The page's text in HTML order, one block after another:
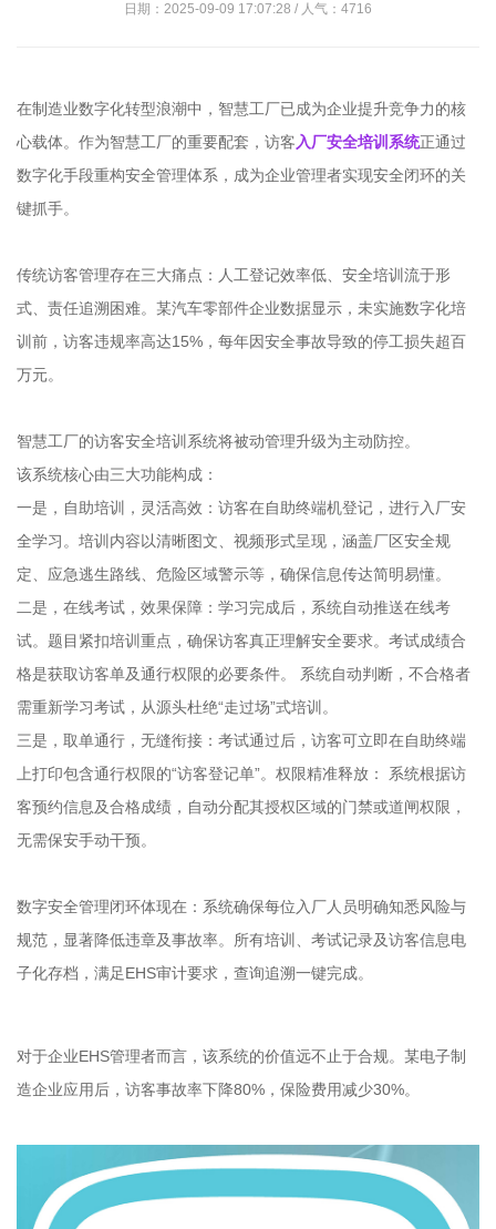
日期：2025-09-09 17:07:28 / 人气：4716
在制造业数字化转型浪潮中，智慧工厂已成为企业提升竞争力的核
心载体。作为智慧工厂的重要配套，访客 入厂安全培训系统正通过
数字化手段重构安全管理体系，成为企业管理者实现安全闭环的关
键抓手。
传统访客管理存在三大痛点：人工登记效率低、安全培训流于形
式、责任追溯困难。某汽车零部件企业数据显示，未实施数字化培
训前，访客违规率高达15%，每年因安全事故导致的停工损失超百
万元。
智慧工厂的访客安全培训系统将被动管理升级为主动防控。
该系统核心由三大功能构成：
一是，自助培训，灵活高效：访客在自助终端机登记，进行入厂安
全学习。培训内容以清晰图文、视频形式呈现，涵盖厂区安全规
定、应急逃生路线、危险区域警示等，确保信息传达简明易懂。
二是，在线考试，效果保障：学习完成后，系统自动推送在线考
试。题目紧扣培训重点，确保访客真正理解安全要求。考试成绩合
格是获取访客单及通行权限的必要条件。 系统自动判断，不合格者
需重新学习考试，从源头杜绝“走过场”式培训。
三是，取单通行，无缝衔接：考试通过后，访客可立即在自助终端
上打印包含通行权限的“访客登记单”。权限精准释放： 系统根据访
客预约信息及合格成绩，自动分配其授权区域的门禁或道闸权限，
无需保安手动干预。
数字安全管理闭环体现在：系统确保每位入厂人员明确知悉风险与
规范，显著降低违章及事故率。所有培训、考试记录及访客信息电
子化存档，满足EHS审计要求，查询追溯一键完成。
对于企业EHS管理者而言，该系统的价值远不止于合规。某电子制
造企业应用后，访客事故率下降80%，保险费用减少30%。